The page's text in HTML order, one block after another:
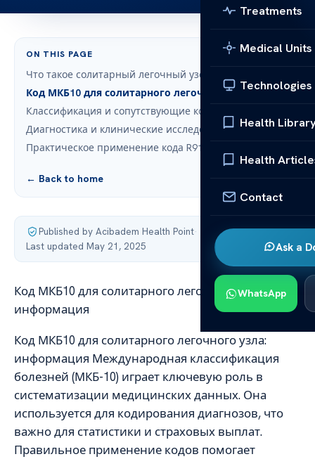
Treatments
Medical Units
Technologies
Health
Health
Contact
Ask a
WhatsApp
ON THIS PAGE
Что такое солитарный легочный узел?
Код МКБ10 для солитарного легочного узла: R91.1
Классификация и сопутствующие коды
Диагностика и клинические исследования
Практическое применение кода R91.1
← Back to home
Published by Acibadem Health Point·
Last updated May 21, 2025
Код МКБ10 для солитарного легочного узла:
информация
Код МКБ10 для солитарного легочного узла:
информация Международная классификация
болезней (МКБ-10) играет ключевую роль в
систематизации медицинских данных. Она
используется для кодирования диагнозов, что
важно для статистики и страховых выплат.
Правильное применение кодов помогает